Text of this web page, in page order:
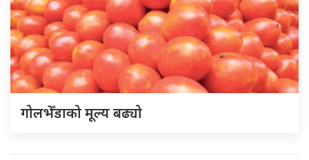
गोलभेँडाको मूल्य बढ्यो